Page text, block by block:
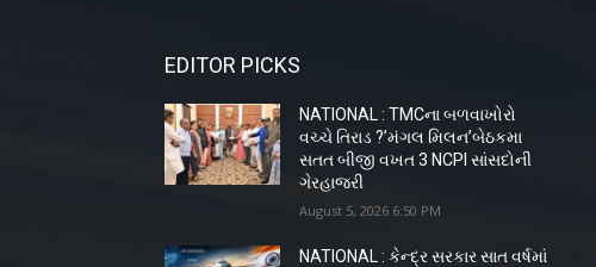
EDITOR PICKS
NATIONAL : TMCના બળવાખોરો
વચ્ચે તિરાડ ?’મંગલ મિલન’બેઠકમા
સતત બીજી વખત 3 NCPI સાંસદોની
ગેરહાજરી
August 5, 2026 6:50 PM
NATIONAL : કેન્દ્ર સરકાર સાત વર્ષમાં